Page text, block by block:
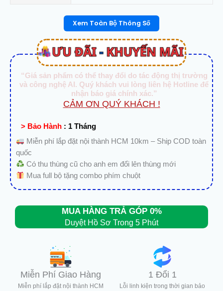
Xem Toàn Bộ Thông Số
“Giá sản phẩm có thể thay đổi do tác động thị trường
và công nghệ AI. Quý khách vui lòng liên hệ Hotline để
nhận báo giá chính xác.”
CẢM ƠN QUÝ KHÁCH !
> Bảo Hành : 1 Tháng
Miễn phí lắp đặt nội thành HCM 10km – Ship COD toàn
quốc
Có thu thùng cũ cho anh em đổi lên thùng mới
Mua full bộ tặng combo phím chuột
MUA HÀNG TRẢ GÓP 0%
Duyệt Hồ Sơ Trong 5 Phút
Miễn Phí Giao Hàng
Miễn phí lắp đặt nội thành HCM
1 Đổi 1
Lỗi linh kiện trong thời gian bảo